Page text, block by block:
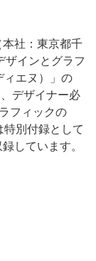
社：東京都千
ザインとグラフ
ィエヌ）」の
デザイナー必
フィックの
別付録として
しています。